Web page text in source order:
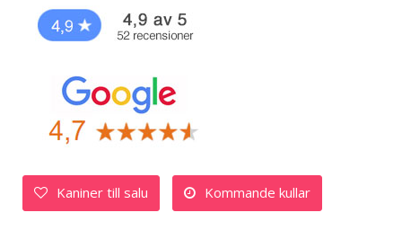
Kaniner till salu Kommande kullar